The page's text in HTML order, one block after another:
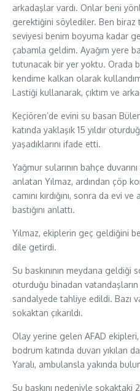
arkadaşlar vardı. Onlar beni
gerektiğini söylediler. Ben
seviyesi benim boyuma kadar
çabamla geldim. Ayağım yere
tutunacak bir yer yoktu. Orada
kendime kalkan olarak
Lastiği kullanarak, çıktım ve
Keçiören’de evini su basan
katında yaklaşık 15 yıldır
yaşadıklarını ifade etti.
Yağmur sularının bahçe
anlatan Yılmaz, ardından çöp
camını kırdığını, sonra da evi
bastığını anlattı.
Yılmaz, ekiplerin geç geldiğini
dile getirdi.
Su baskınının meydana geldiği
oturduğu binadan
sandalyede tahliye edildi. Bazı
sokaktan çıkarıldı.
Olay yerine gelen AFAD
bodrum katında duvarı yıkılan
Yaralı, ambulansla yakında
Su baskını nedeniyle